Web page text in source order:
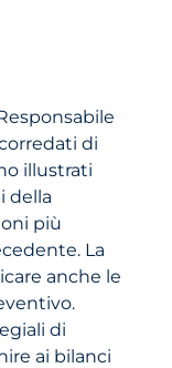
di
illustrati
della
più
La
anche le
di
ai bilanci